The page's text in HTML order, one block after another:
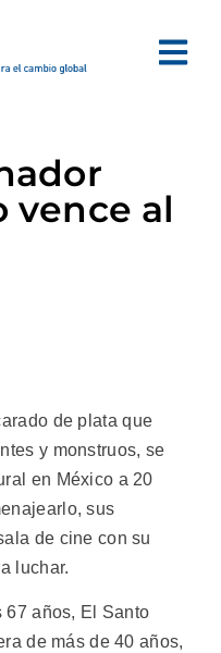
vence al
de plata que
y monstruos, se
en México a 20
sus
de cine con su
luchar.
67 años, El Santo
de más de 40 años,